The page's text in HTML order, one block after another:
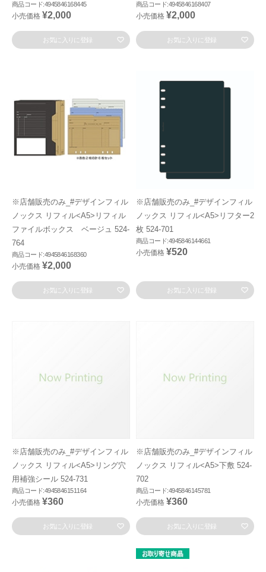
商品コード:4945846168445
小売価格 ¥2,000
お気に入りに登録
商品コード:4945846168407
小売価格 ¥2,000
お気に入りに登録
※店舗販売のみ_#デザインフィル
ノックス リフィル<A5>リフィル
ファイルボックス ベージュ 524-
764
商品コード:4945846168360
小売価格 ¥2,000
お気に入りに登録
※店舗販売のみ_#デザインフィル
ノックス リフィル<A5>リフター2
枚 524-701
商品コード:4945846144661
小売価格 ¥520
お気に入りに登録
※店舗販売のみ_#デザインフィル
ノックス リフィル<A5>リング穴
用補強シール 524-731
商品コード:4945846151164
小売価格 ¥360
お気に入りに登録
※店舗販売のみ_#デザインフィル
ノックス リフィル<A5>下敷 524-
702
商品コード:4945846145781
小売価格 ¥360
お気に入りに登録